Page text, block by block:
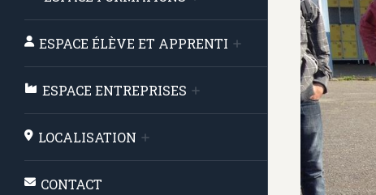
ESPACE ÉLÈVE ET APPRENTI
ESPACE ENTREPRISES
LOCALISATION
CONTACT